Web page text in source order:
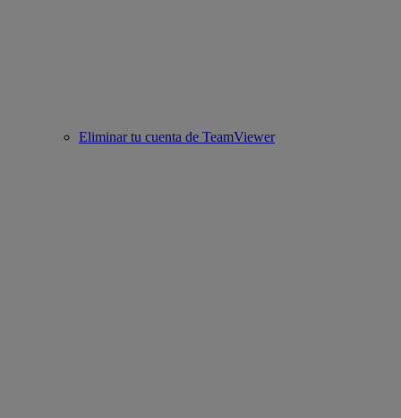
Eliminar tu cuenta de TeamViewer